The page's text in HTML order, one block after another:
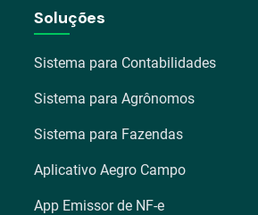
Soluções
Sistema para Contabilidades
Sistema para Agrônomos
Sistema para Fazendas
Aplicativo Aegro Campo
App Emissor de NF-e